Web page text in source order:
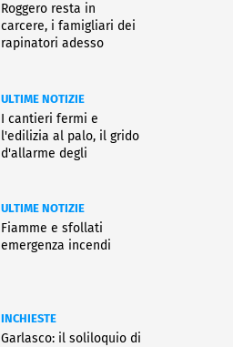
Roggero resta in
carcere, i famigliari dei
rapinatori adesso
ULTIME NOTIZIE
I cantieri fermi e
l'edilizia al palo, il grido
d'allarme degli
ULTIME NOTIZIE
Fiamme e sfollati
emergenza incendi
INCHIESTE
Garlasco: il soliloquio di